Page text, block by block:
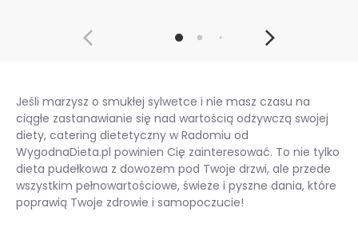
Jeśli marzysz o smukłej sylwetce i nie masz czasu na
ciągłe zastanawianie się nad wartością odżywczą swojej
diety, catering dietetyczny w Radomiu od
WygodnaDieta.pl powinien Cię zainteresować. To nie tylko
dieta pudełkowa z dowozem pod Twoje drzwi, ale przede
wszystkim pełnowartościowe, świeże i pyszne dania, które
poprawią Twoje zdrowie i samopoczucie!